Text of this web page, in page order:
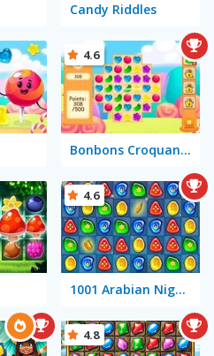
Candy Riddles
Bonbons Croquants
4.6
1001 Arabian Nights
4.6
4.8